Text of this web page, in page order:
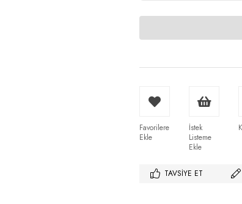
Favorilere
Ekle
İstek
Listeme
Ekle
TAVSIYE ET